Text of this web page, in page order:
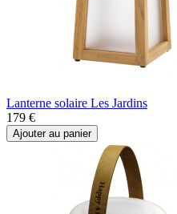
Lanterne solaire Les Jardins
179 €
Ajouter au panier